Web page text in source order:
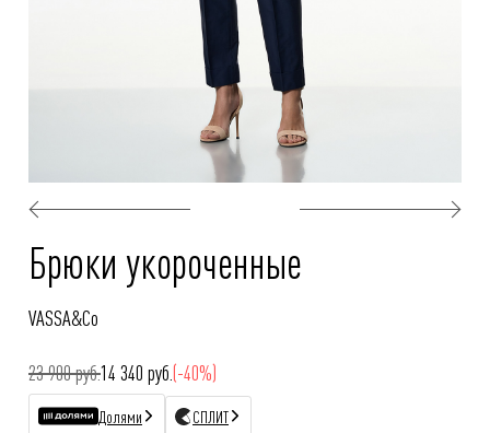
Брюки укороченные
VASSA&Co
23 900 руб.14 340 руб.(-40%)
Долями СПЛИТ